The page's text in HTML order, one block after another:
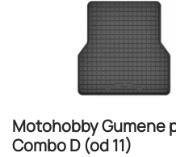
Motohobby Gumene
Combo D (od 11)